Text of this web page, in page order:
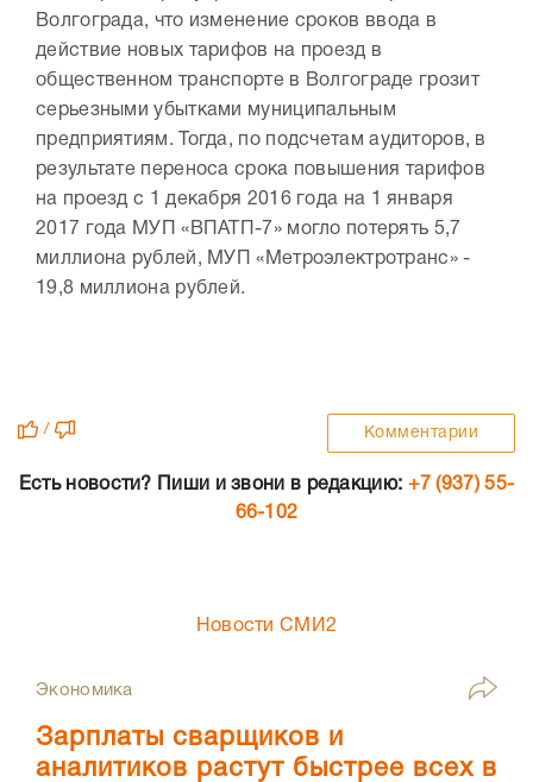
Волгограда, что изменение сроков ввода в
действие новых тарифов на проезд в
общественном транспорте в Волгограде грозит
серьезными убытками муниципальным
предприятиям. Тогда, по подсчетам аудиторов, в
результате переноса срока повышения тарифов
на проезд с 1 декабря 2016 года на 1 января
2017 года МУП «ВПАТП-7» могло потерять 5,7
миллиона рублей, МУП «Метроэлектротранс» -
19,8 миллиона рублей.
/ Комментарии
Есть новости? Пиши и звони в редакцию: +7 (937) 55-
66-102
Новости СМИ2
Экономика
Зарплаты сварщиков и
аналитиков растут быстрее всех в